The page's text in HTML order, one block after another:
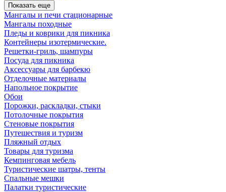
Показать еще
Мангалы и печи стационарные
Мангалы походные
Пледы и коврики для пикника
Контейнеры изотермические.
Решетки-гриль, шампуры
Посуда для пикника
Аксессуары для барбекю
Отделочные материалы
Напольное покрытие
Обои
Порожки, раскладки, стыки
Потолочные покрытия
Стеновые покрытия
Путешествия и туризм
Пляжный отдых
Товары для туризма
Кемпинговая мебель
Туристические шатры, тенты
Спальные мешки
Палатки туристические